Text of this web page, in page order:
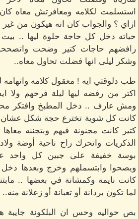
استسلمت لكلامه ومعافرتش معاه
ازاي ؟ والجواب كان انه هيكون من
حياته دخل كل حاجة حلوة ليها .. بيت
رافضهم حاجات كتير وضحت
وشكر ليلى انها فضلت تحاول معاه..
طب دلوقتي ايه ! معقول كلامه واتهامه
اكتر من رفضه ليها ليلة فرحهم
ومش عارف .. دخل المطبخ وافتكر
كانت كل شوية تخترع حجة شكل عشان
كتير كانت مجنونة فيهم وبتجننه
الذكريات واتحرك راح ناحية أوضة
بوسة خفيفة على جبين كل واحد
ويصحوا وابتسملهم وخرج وبعدها دخل
كانت نايمة وكمشانة في بعضها ..
لما تكون بردانة أو تعبانة أو زعلانة منه..
بص حواليه وحس ان البلكونة جايبة